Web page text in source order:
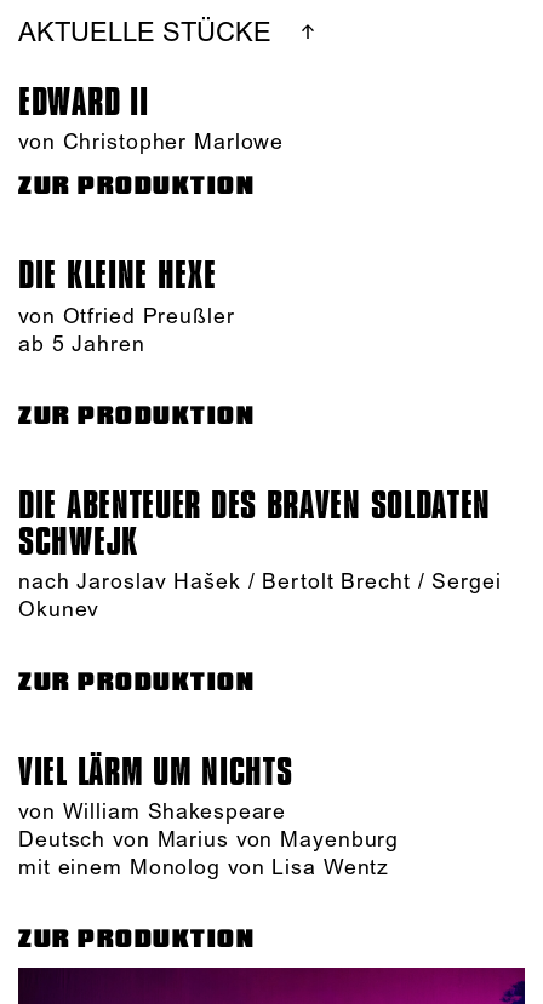
AKTUELLE STÜCKE
EDWARD II
von Christopher Marlowe
ZUR PRODUKTION
DIE KLEINE HEXE
von Otfried Preußler
ab 5 Jahren
ZUR PRODUKTION
DIE ABENTEUER DES BRAVEN SOLDATEN
SCHWEJK
nach Jaroslav Hašek / Bertolt Brecht / Sergei
Okunev
ZUR PRODUKTION
VIEL LÄRM UM NICHTS
von William Shakespeare
Deutsch von Marius von Mayenburg
mit einem Monolog von Lisa Wentz
ZUR PRODUKTION